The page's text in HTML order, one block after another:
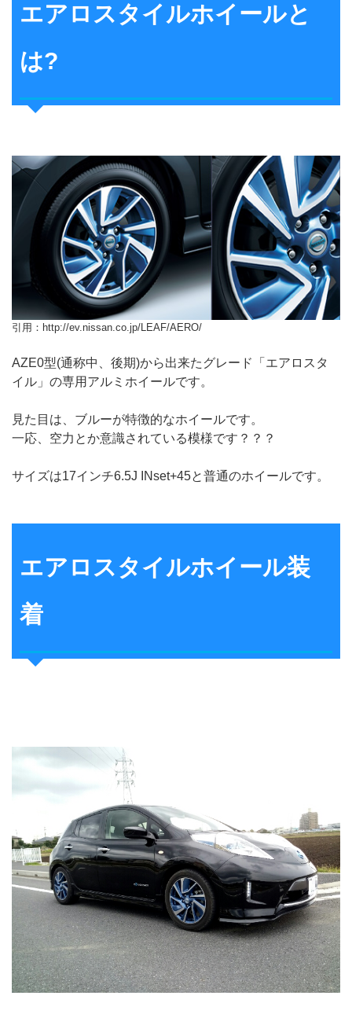
エアロスタイルホイールと
は?
引用：http://ev.nissan.co.jp/LEAF/AERO/
AZE0型(通称中、後期)から出来たグレード「エアロスタ
イル」の専用アルミホイールです。
見た目は、ブルーが特徴的なホイールです。
一応、空力とか意識されている模様です？？？
サイズは17インチ6.5J INset+45と普通のホイールです。
エアロスタイルホイール装
着